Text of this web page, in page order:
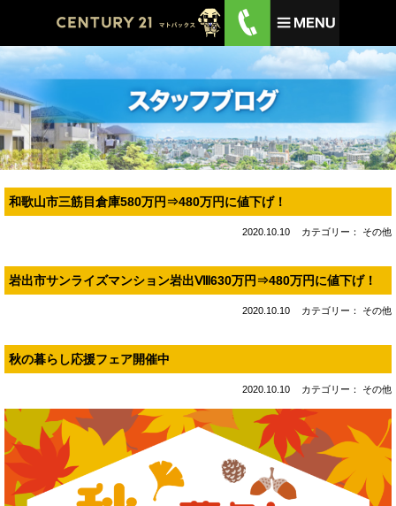
和歌山市三筋目倉庫580万円⇒480万円に値下げ！
2020.10.10 カテゴリー： その他
岩出市サンライズマンション岩出Ⅷ630万円⇒480万円に値下げ！
2020.10.10 カテゴリー： その他
秋の暮らし応援フェア開催中
2020.10.10 カテゴリー： その他